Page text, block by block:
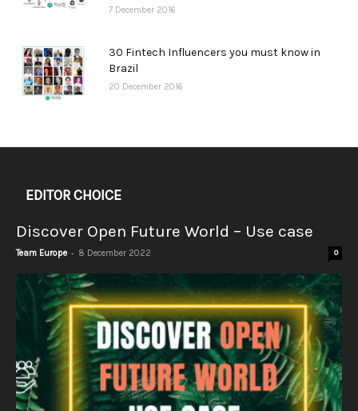
7 December 2016
30 Fintech Influencers you must know in
Brazil
20 December 2016
EDITOR CHOICE
Discover Open Future World – Use case
Team Europe - 8 December 2022 0